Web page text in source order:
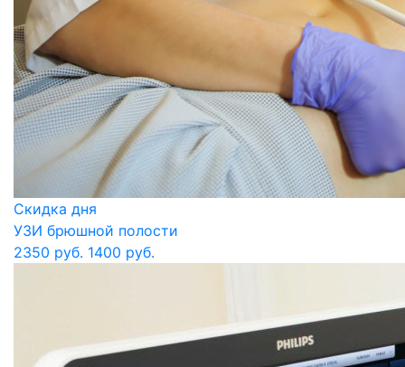
Скидка дня
УЗИ брюшной полости
2350 руб. 1400 руб.